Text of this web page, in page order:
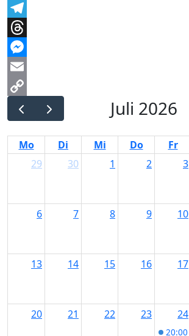
Facebook
Telegram
Threads
Messenger
Email
Copy
Link
Juli 2026
Mo Di Mi Do Fr
29
30 1 2 3
6 7 8 9 10
13 14 15 16 17
20 21 22 23 24
20:00